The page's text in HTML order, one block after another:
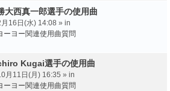
大西真一郎選手の使用曲
16日(水) 14:08 » in
ーヨー関連使用曲質問
Kugai選手の使用曲
月11日(月) 16:35 » in
ーヨー関連使用曲質問